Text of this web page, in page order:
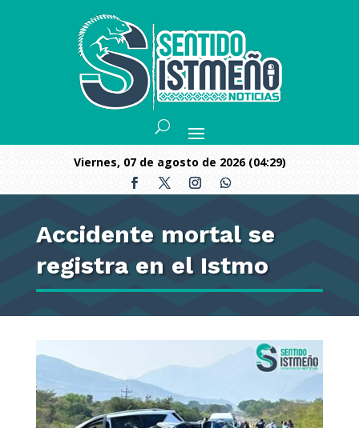
viernes, 07 de agosto de 2026 (04:29)
Accidente mortal se
registra en el Istmo